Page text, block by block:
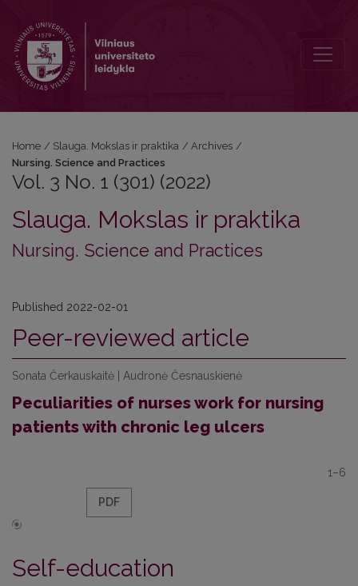
Home / Slauga. Mokslas ir praktika / Archives /
Nursing. Science and Practices
Vol. 3 No. 1 (301) (2022)
Slauga. Mokslas ir praktika
Nursing. Science and Practices
Published 2022-02-01
Peer-reviewed article
Sonata Čerkauskaitė | Audronė Česnauskienė
Peculiarities of nurses work for nursing
patients with chronic leg ulcers
1–6
PDF
Self-education